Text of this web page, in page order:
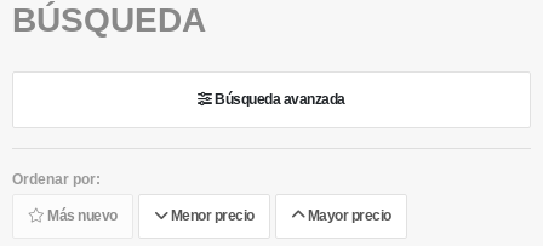
BÚSQUEDA
Búsqueda avanzada
Ordenar por:
Más nuevo Menor precio Mayor precio